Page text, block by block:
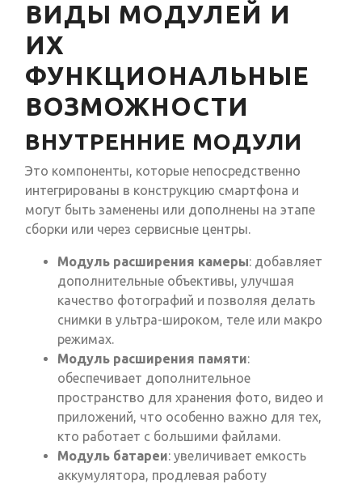
ВИДЫ МОДУЛЕЙ И
ИХ
ФУНКЦИОНАЛЬНЫЕ
ВОЗМОЖНОСТИ
ВНУТРЕННИЕ МОДУЛИ
Это компоненты, которые непосредственно
интегрированы в конструкцию смартфона и
могут быть заменены или дополнены на этапе
сборки или через сервисные центры.
Модуль расширения камеры: добавляет
дополнительные объективы, улучшая
качество фотографий и позволяя делать
снимки в ультра-широком, теле или макро
режимах.
Модуль расширения памяти:
обеспечивает дополнительное
пространство для хранения фото, видео и
приложений, что особенно важно для тех,
кто работает с большими файлами.
Модуль батареи: увеличивает емкость
аккумулятора, продлевая работу